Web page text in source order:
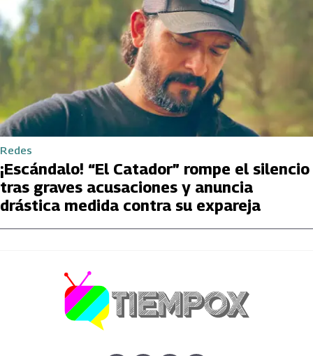
Redes
¡Escándalo! “El Catador” rompe el silencio
tras graves acusaciones y anuncia
drástica medida contra su expareja